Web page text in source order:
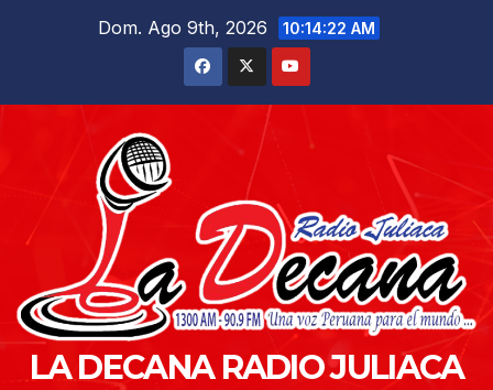
Dom. Ago 9th, 2026 10:14:23 AM
LA DECANA RADIO JULIACA